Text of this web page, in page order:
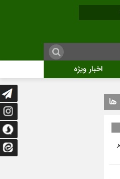
اخبار ویژه
ارتحال امام (ره)برگزار میگردد.